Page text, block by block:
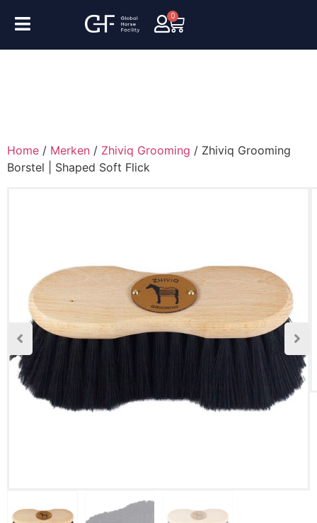
0
Home / Merken / Zhiviq Grooming / Zhiviq Grooming
Borstel | Shaped Soft Flick